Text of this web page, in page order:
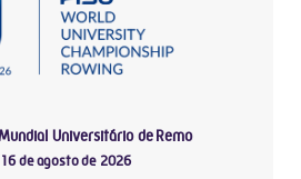
Universitário de Remo
16 de agosto de 2026